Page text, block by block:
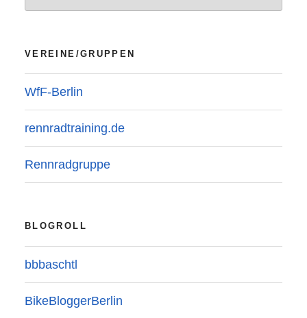
VEREINE/GRUPPEN
WfF-Berlin
rennradtraining.de
Rennradgruppe
BLOGROLL
bbbaschtl
BikeBloggerBerlin